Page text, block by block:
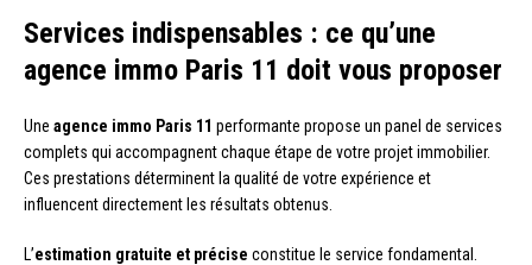
Services indispensables : ce qu’une
agence immo Paris 11 doit vous proposer
Une agence immo Paris 11 performante propose un panel de services
complets qui accompagnent chaque étape de votre projet immobilier.
Ces prestations déterminent la qualité de votre expérience et
influencent directement les résultats obtenus.
L’estimation gratuite et précise constitue le service fondamental.